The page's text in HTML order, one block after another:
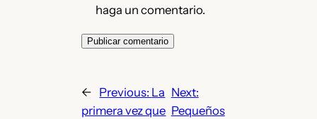
haga un comentario.
← Previous: La
primera vez que
Next:
Pequeños